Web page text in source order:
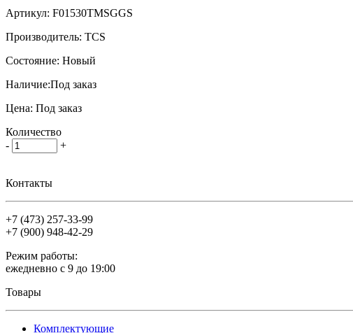
Артикул: F01530TMSGGS
Производитель: TCS
Состояние: Новый
Наличие:Под заказ
Цена: Под заказ
Количество
-
+
Контакты
+7 (473) 257-33-99
+7 (900) 948-42-29
Режим работы:
ежедневно с 9 до 19:00
Товары
Комплектующие